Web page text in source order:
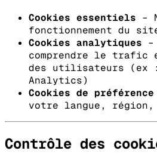
Cookies essentiels –
fonctionnement du
Cookies analytiques
comprendre le trafic
des utilisateurs (ex :
Analytics)
Cookies de préférence
votre langue,
Contrôle des